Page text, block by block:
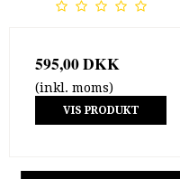
595,00 DKK
(inkl. moms)
VIS PRODUKT